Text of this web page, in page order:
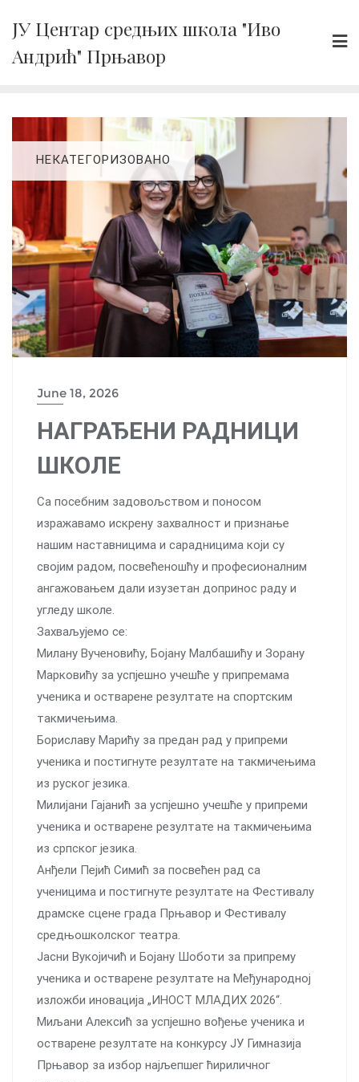
content
ЈУ Центар средњих школа "Иво
Андрић" Прњавор
НЕКАТЕГОРИЗОВАНО
June 18, 2026
НАГРАЂЕНИ РАДНИЦИ
ШКОЛЕ
Са посебним задовољством и поносом
изражавамо искрену захвалност и признање
нашим наставницима и сарадницима који су
својим радом, посвећеношћу и професионалним
ангажовањем дали изузетан допринос раду и
угледу школе.
Захваљујемо се:
Милану Вученовићу, Бојану Малбашићу и Зорану
Марковићу за успјешно учешће у припремама
ученика и остварене резултате на спортским
такмичењима.
Бориславу Марићу за предан рад у припреми
ученика и постигнуте резултате на такмичењима
из руског језика.
Милијани Гајанић за успјешно учешће у припреми
ученика и остварене резултате на такмичењима
из српског језика.
Анђели Пејић Симић за посвећен рад са
ученицима и постигнуте резултате на Фестивалу
драмске сцене града Прњавор и Фестивалу
средњошколског театра.
Јасни Вукојичић и Бојану Шоботи за припрему
ученика и остварене резултате на Међународној
изложби иновација „ИНОСТ МЛАДИХ 2026“.
Миљани Алексић за успјешно вођење ученика и
остварене резултате на конкурсу ЈУ Гимназија
Прњавор за избор најљепшег ћириличног